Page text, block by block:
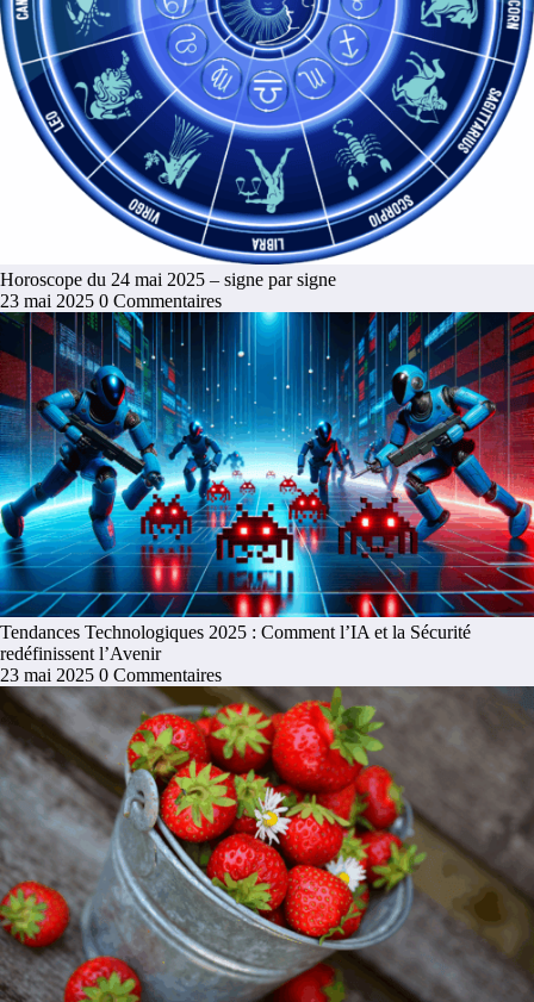
Horoscope du 24 mai 2025 – signe par signe
23 mai 2025 0 Commentaires
Tendances Technologiques 2025 : Comment l’IA et la Sécurité
redéfinissent l’Avenir
23 mai 2025 0 Commentaires